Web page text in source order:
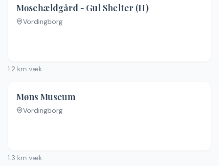
Mosehældgård - Gul Shelter (H)
Vordingborg
1.2 km væk
Møns Museum
Vordingborg
1.3 km væk